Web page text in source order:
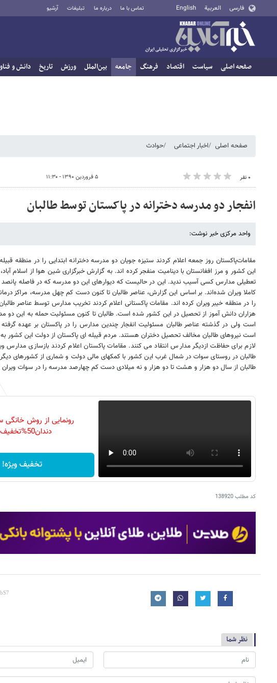
فارسی العربية English تماس با ما درباره ما تبلیغات آرشیو
صفحه اصلی سیاست اقتصاد فرهنگ جامعه بین‌الملل ورزش تاریخ دانش و
صفحه اصلی اخبار اجتماعی حوادث
۰ نفر ۵ فروردین ۱۳۹۰ - ۱۱:۳۰
انفجار دو مدرسه دخترانه در پاکستان توسط طالبان
واحد مرکزی خبر نوشت:
مقاماتﭘﺎﮐﺴﺘﺎﻥ ﺭﻭﺯ ﺟﻤﻌﻪ ﺍﻋﻼ‌ﻡ ﮐﺮﺩﻧﺪ ﺳﺘﯿﺰﻩ ﺟﻮﯾﺎﻥ ﺩﻭ ﻣﺪﺭﺳﻪ ﺩﺧﺘﺮﺍﻧﻪ ﺍﺑﺘﺪﺍﯾﯽ ﺭﺍ ﺩﺭ ﻣﻨﻄﻘﻪ
ﺍﯾﻦ ﮐﺸﻮﺭ ﻭ ﻣﺮﺯ ﺍﻓﻐﺎﻧﺴﺘﺎﻥ ﺑﺎ ﺩﯾﻨﺎﻣﯿﺖ ﻣﻨﻔﺠﺮ ﮐﺮﺩﻩ ﺍﻧﺪ. ﺑﻪ ﮔﺰﺍﺭﺵ ﺧﺒﺮﮔﺰﺍﺭﯼ ﺷﯿﻦ ﻫﻮﺍ ﺍﺯ ﺍﺳﻼ‌ﻡ
ﺗﻌﻄﯿﻠﯽ ﻣﺪﺍﺭﺱ ﮐﺴﯽ ﺁﺳﯿﺐ ﻧﺪﯾﺪ. ﺍﯾﻦ ﺩﺭ ﺣﺎﻟﯿﺴﺖ ﮐﻪ ﺩﯾﻮﺍﺭﻫﺎﯼ ﺍﯾﻦ ﺩﻭ ﻣﺪﺭﺳﻪ ﮐﻪ ﺩﺭ ﻓﺎﺻﻠﻪ ﭘﺎﻧﺼﺪ
ﮐﺎﻣﻼ‌ ﻭﯾﺮﺍﻥ ﺷﺪﻩ‌ﺍﻧﺪ. ﺑﺮ ﺍﺳﺎﺱ ﺍﯾﻦ ﮔﺰﺍﺭﺵ،‌ ﻋﻨﺎﺻﺮ ﻃﺎﻟﺒﺎﻥ ﺗﺎ ﮐﻨﻮﻥ ﺩﺳﺖ ﮐﻢ ﭼﻬﻞ ﻣﺪﺭﺳﻪ،‌ ﻣﺮﺍﮐﺰ
ﺭﺍ ﺩﺭ ﻣﻨﻄﻘﻪ ﺧﯿﺒﺮ ﻭﯾﺮﺍﻥ ﮐﺮﺩﻩ ﺍﻧﺪ. ﻣﻘﺎﻣﺎﺕ ﭘﺎﮐﺴﺘﺎﻧﯽ ﺍﻋﻼ‌ﻡ ﮐﺮﺩﻧﺪ ﺗﺨﺮﯾﺐ ﻣﺪﺍﺭﺱ ﺗﻮﺳﻂ ﻋﻨﺎﺻﺮ
ﻫﺰﺍﺭﺍﻥ ﺩﺍﻧﺶ ﺁﻣﻮﺯ ﺍﺯ ﺗﺤﺼﯿﻞ ﺩﺭ ﺍﯾﻦ ﮐﺸﻮﺭ ﺷﺪﻩ ﺍﺳﺖ. ﻃﺎﻟﺒﺎﻥ ﺗﺎ ﮐﻨﻮﻥ ﻣﺴﺌﻮﻟﯿﺖ ﺣﻤﻠﻪ ﺑﻪ ﺍﯾﻦ ﺩﻭ
ﺍﺳﺖ ﻭﻟﯽ ﺩﺭ ﮔﺬﺷﺘﻪ ﻋﻨﺎﺻﺮ ﻃﺎﻟﺒﺎﻥ ﻣﺴﺌﻮﻟﯿﺖ ﺍﻧﻔﺠﺎﺭ ﭼﻨﺪﯾﻦ ﻣﺪﺍﺭﺱ ﺭﺍ ﺩﺭ ﭘﺎﮐﺴﺘﺎﻥ ﺑﺮ ﻋﻬﺪﻩ
ﺍﺳﺖ ﻧﯿﺮﻭﻫﺎﯼ ﻃﺎﻟﺒﺎﻥ ﻣﺨﺎﻟﻒ ﺗﺤﺼﯿﻞ ﺩﺧﺘﺮﺍﻥ ﻫﺴﺘﻨﺪ. ﻣﺮﺩﻡ ﻗﯿﺒﻠﻪ ﺍﯼ ﭘﺎﮐﺴﺘﺎﻥ ﺍﺯ ﺩﻭﻟﺖ ﺍﯾﻦ ﮐﺸﻮﺭ
ﻻ‌ﺯﻡ ﺑﺮﺍﯼ ﺣﻔﺎﻇﺖ ﺍﺯﺩﯾﮕﺮ ﻣﺪﺍﺭﺱ ﺍﻧﺘﻘﺎﺩ ﻣﯽ ﮐﻨﻨﺪ. ﻣﻘﺎﻣﺎﺕ ﭘﺎﮐﺴﺘﺎﻥ ﺍﻋﻼ‌ﻡ ﮐﺮﺩﻧﺪ ﺑﺎﺯﺳﺎﺯﯼ ﻣﺪﺍﺭﺱ
ﻃﺎﻟﺒﺎﻥ ﺩﺭ ﺭﻭﺳﺘﺎﯼ ﺳﻮﺍﺕ ﺩﺭ ﺷﻤﺎﻝ ﻏﺮﺏ ﺍﯾﻦ ﮐﺸﻮﺭ ﺑﺎ ﮐﻤﮑﻬﺎﯼ ﻣﺎﻟﯽ ﺩﻭﻟﺖ ﻭ ﺷﻤﺎﺭﯼ ﺍﺯ ﮐﺸﻮﺭﻫﺎﯼ
ﻃﺎﻟﺒﺎﻥ ﺍﺯ ﺳﺎﻝ ﺩﻭ ﻫﺰﺍﺭ ﻭ ﻫﺸﺖ ﺗﺎ ﺩﻭ ﻫﺰﺍﺭ ﻭ ﻧﻪ ﻣﯿﻼ‌ﺩﯼ ﺩﺳﺖ ﮐﻢ ﭼﻬﺎﺭﺻﺪ ﻣﺪﺭﺳﻪ ﺭﺍ ﺩﺭ ﺳﻮﺍﺕ ﻭﯾﺮﺍﻥ
رونمایی از روش خانگی
دندان50%تخفیف🔥
تخفیف ویژه!
کد مطلب138920
نظر شما